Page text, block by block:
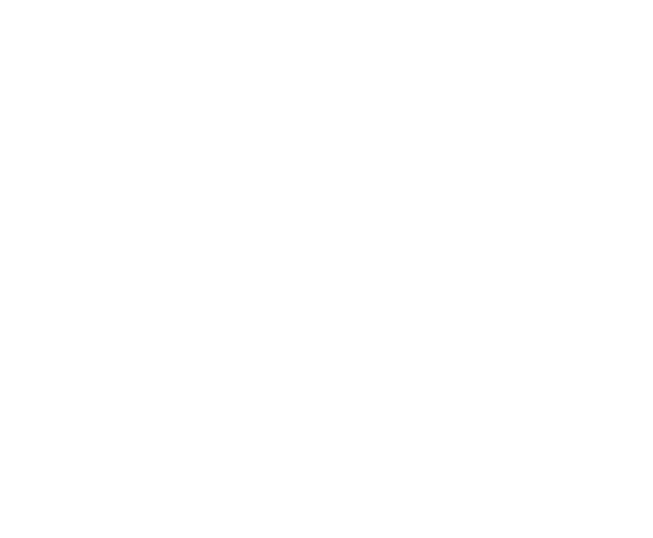
de confidentialité, en garantissant la conformité avec les